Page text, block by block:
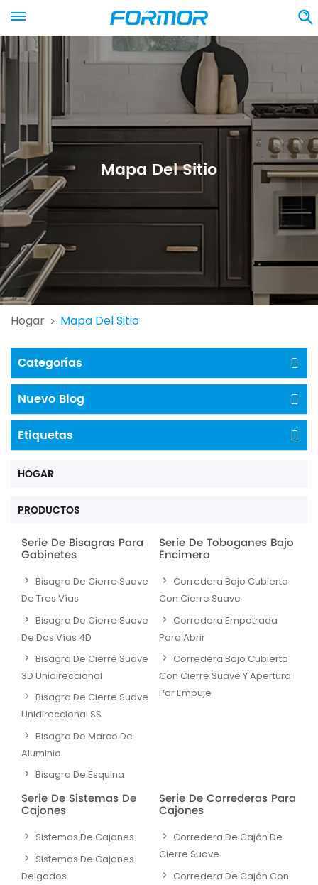
Mapa Del Sitio
Hogar > Mapa Del Sitio
Categorías
Nuevo Blog
Etiquetas
HOGAR
PRODUCTOS
Serie De Bisagras Para
Gabinetes
Bisagra De Cierre Suave
De Tres Vías
Bisagra De Cierre Suave
De Dos Vías 4D
Bisagra De Cierre Suave
3D Unidireccional
Bisagra De Cierre Suave
Unidireccional SS
Bisagra De Marco De
Aluminio
Bisagra De Esquina
Serie De Toboganes Bajo
Encimera
Corredera Bajo Cubierta
Con Cierre Suave
Corredera Empotrada
Para Abrir
Corredera Bajo Cubierta
Con Cierre Suave Y Apertura
Por Empuje
Serie De Sistemas De
Cajones
Sistemas De Cajones
Sistemas De Cajones
Delgados
Serie De Correderas Para
Cajones
Corredera De Cajón De
Cierre Suave
Corredera De Cajón Con